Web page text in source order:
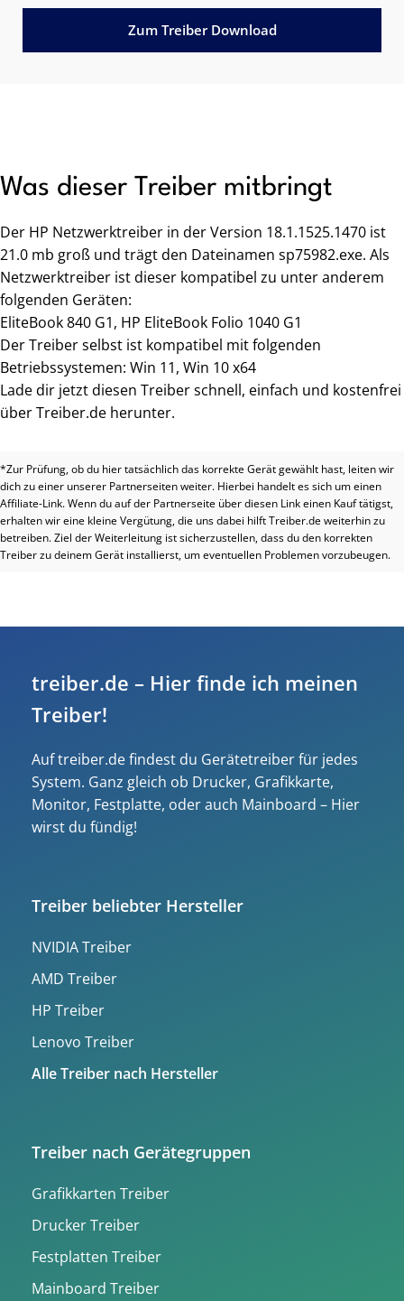
Zum Treiber Download
Was dieser Treiber mitbringt
Der HP Netzwerktreiber in der Version 18.1.1525.1470 ist
21.0 mb groß und trägt den Dateinamen sp75982.exe. Als
Netzwerktreiber ist dieser kompatibel zu unter anderem
folgenden Geräten:
EliteBook 840 G1, HP EliteBook Folio 1040 G1
Der Treiber selbst ist kompatibel mit folgenden
Betriebssystemen: Win 11, Win 10 x64
Lade dir jetzt diesen Treiber schnell, einfach und kostenfrei
über Treiber.de herunter.
*Zur Prüfung, ob du hier tatsächlich das korrekte Gerät gewählt hast, leiten wir
dich zu einer unserer Partnerseiten weiter. Hierbei handelt es sich um einen
Affiliate-Link. Wenn du auf der Partnerseite über diesen Link einen Kauf tätigst,
erhalten wir eine kleine Vergütung, die uns dabei hilft Treiber.de weiterhin zu
betreiben. Ziel der Weiterleitung ist sicherzustellen, dass du den korrekten
Treiber zu deinem Gerät installierst, um eventuellen Problemen vorzubeugen.
treiber.de – Hier finde ich meinen
Treiber!
Auf treiber.de findest du Gerätetreiber für jedes
System. Ganz gleich ob Drucker, Grafikkarte,
Monitor, Festplatte, oder auch Mainboard – Hier
wirst du fündig!
Treiber beliebter Hersteller
NVIDIA Treiber
AMD Treiber
HP Treiber
Lenovo Treiber
Alle Treiber nach Hersteller
Treiber nach Gerätegruppen
Grafikkarten Treiber
Drucker Treiber
Festplatten Treiber
Mainboard Treiber